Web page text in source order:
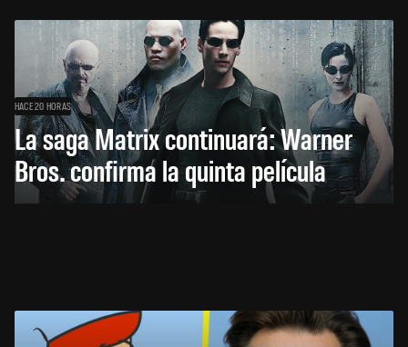
HACE 20 HORAS
La saga Matrix continuará: Warner
Bros. confirma la quinta película